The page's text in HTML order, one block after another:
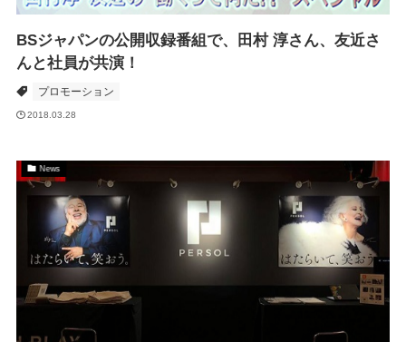
BSジャパンの公開収録番組で、田村 淳さん、友近さ
んと社員が共演！
プロモーション
2018.03.28
News